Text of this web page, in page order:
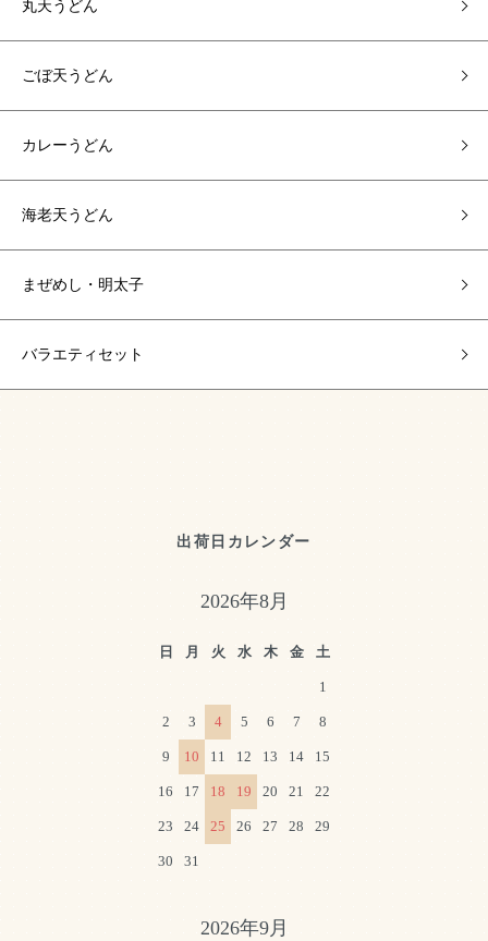
丸天うどん
ごぼ天うどん
カレーうどん
海老天うどん
まぜめし・明太子
バラエティセット
出荷日カレンダー
2026年8月
日 月 火 水 木 金 土
1
2 3 4 5 6 7 8
9 10 11 12 13 14 15
16 17 18 19 20 21 22
23 24 25 26 27 28 29
30 31
2026年9月